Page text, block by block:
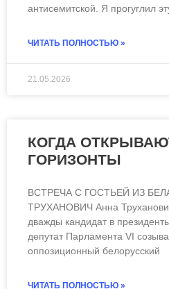
антисемитской. Я прогуглил
ЧИТАТЬ ПОЛНОСТЬЮ »
21.05.2026
КОГДА
ГОРИЗОНТЫ
ВСТРЕЧА С ГОСТЬЕЙ ИЗ
ТРУХАНОВИЧ Анна
дважды кандидат в
депутат Парламента VI
оппозиционный белорусский
ЧИТАТЬ ПОЛНОСТЬЮ »